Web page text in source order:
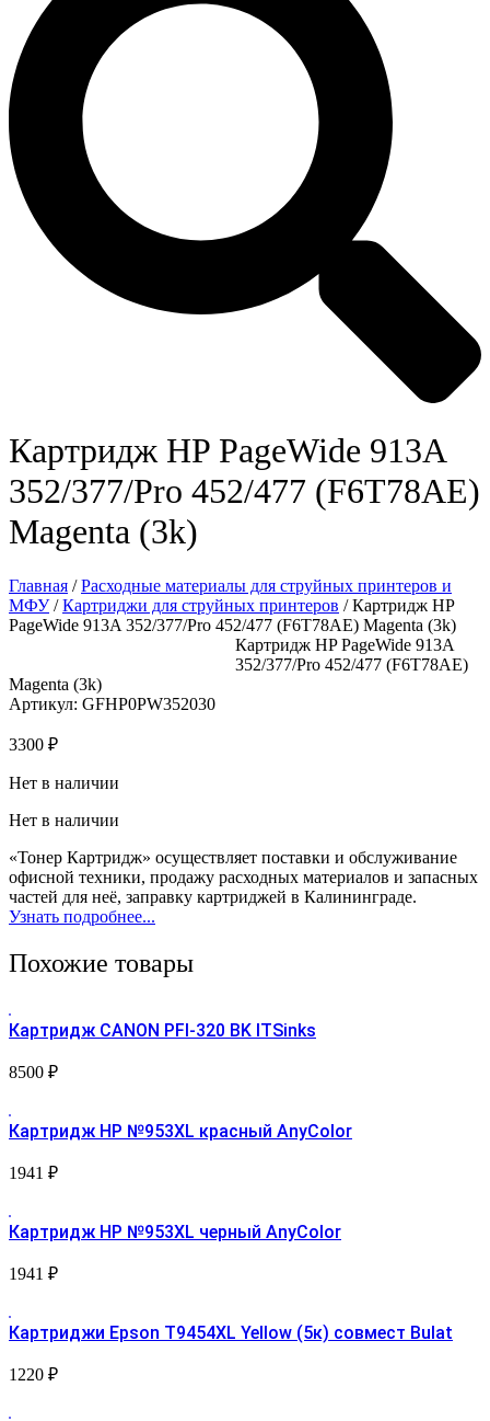
Картридж HP PageWide 913A
352/377/Pro 452/477 (F6T78AE)
Magenta (3k)
Главная /Расходные материалы для струйных принтеров и
МФУ/Картриджи для струйных принтеров / Картридж HP
PageWide 913A 352/377/Pro 452/477 (F6T78AE) Magenta (3k)
Картридж HP PageWide 913A
352/377/Pro 452/477 (F6T78AE)
Magenta (3k)
Артикул: GFHP0PW352030
3300 ₽
Нет в наличии
Нет в наличии
«Тонер Картридж» осуществляет поставки и обслуживание
офисной техники, продажу расходных материалов и запасных
частей для неё, заправку картриджей в Калининграде.
Узнать подробнее...
Похожие товары
Картридж CANON PFI-320 BK ITSinks
8500 ₽
Картридж HP №953XL красный AnyColor
1941 ₽
Картридж HP №953XL черный AnyColor
1941 ₽
Картриджи Epson T9454XL Yellow (5к) совмест Bulat
1220 ₽